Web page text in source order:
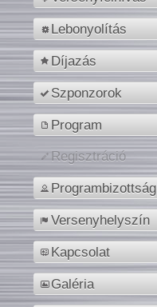
Lebonyolítás
Díjazás
Szponzorok
Program
Regisztráció
Programbizottság
Versenyhelyszín
Kapcsolat
Galéria